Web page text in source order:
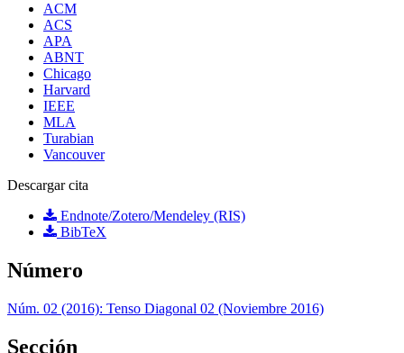
ACM
ACS
APA
ABNT
Chicago
Harvard
IEEE
MLA
Turabian
Vancouver
Descargar cita
Endnote/Zotero/Mendeley (RIS)
BibTeX
Número
Núm. 02 (2016): Tenso Diagonal 02 (Noviembre 2016)
Sección